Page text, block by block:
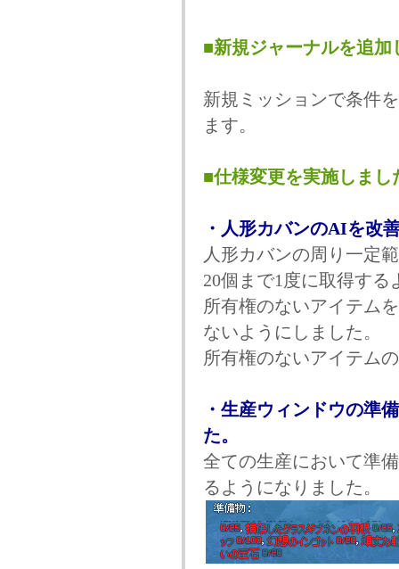
■新規ジャーナルを追加
新規ミッションで条件
ます。
■仕様変更を実施しまし
・人形カバンのAIを改
人形カバンの周り一定
20個まで1度に取得する
所有権のないアイテム
ないようにしました。
所有権のないアイテム
・生産ウィンドウの準
た。
全ての生産において準
るようになりました。